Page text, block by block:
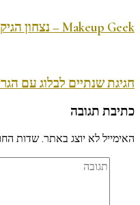
Makeup Geek – נצחון הגיקים!
חגיגת שנתיים לבלוג עם
כתיבת תגובה
האימייל לא יוצג באתר.שדות